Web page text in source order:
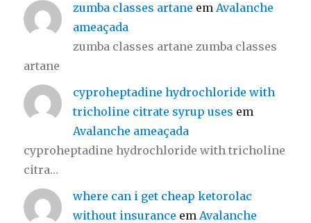
zumba classes artane em Avalanche
ameaçada
zumba classes artane zumba classes
artane
cyproheptadine hydrochloride with
tricholine citrate syrup uses em
Avalanche ameaçada
cyproheptadine hydrochloride with tricholine
citra…
where can i get cheap ketorolac
without insurance em Avalanche